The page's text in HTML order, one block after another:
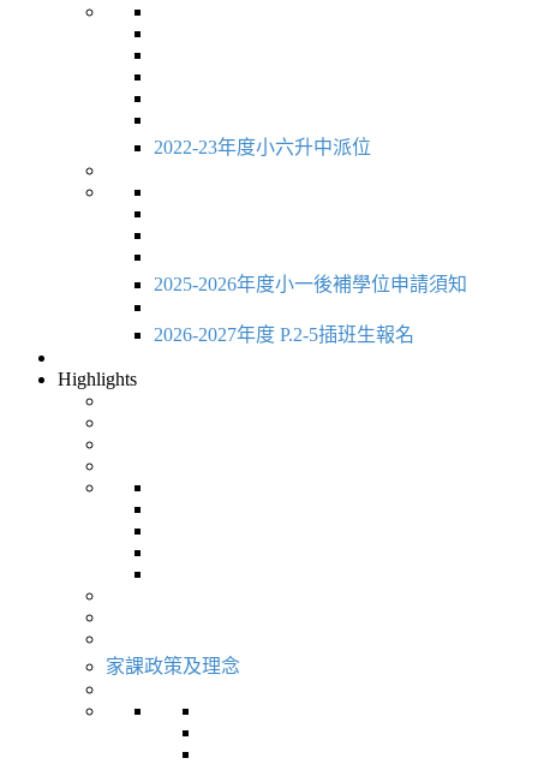
2022-23年度小六升中派位
2025-2026年度小一後補學位申請須知
2026-2027年度 P.2-5插班生報名
Highlights
家課政策及理念